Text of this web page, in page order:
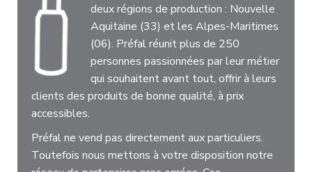
deux régions de production : Nouvelle
Aquitaine (33) et les Alpes-Maritimes
(06). Préfal réunit plus de 250
personnes passionnées par leur métier
qui souhaitent avant tout, offrir à leurs
clients des produits de bonne qualité, à prix
accessibles.
Préfal ne vend pas directement aux particuliers.
Toutefois nous mettons à votre disposition notre